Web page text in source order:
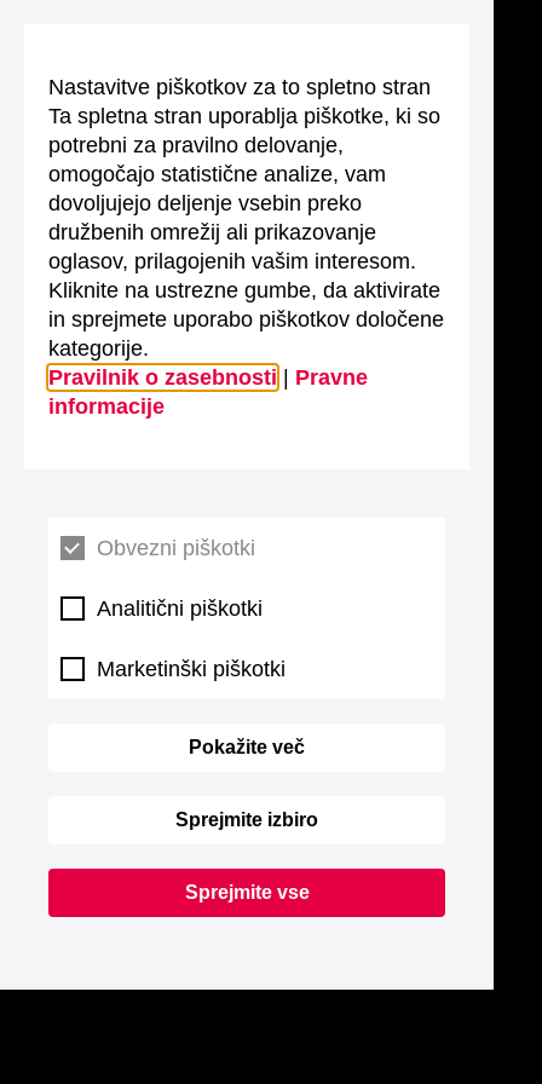
Nastavitve piškotkov za to spletno stran
Ta spletna stran uporablja piškotke, ki so
potrebni za pravilno delovanje,
omogočajo statistične analize, vam
dovoljujejo deljenje vsebin preko
družbenih omrežij ali prikazovanje
oglasov, prilagojenih vašim interesom.
Kliknite na ustrezne gumbe, da aktivirate
in sprejmete uporabo piškotkov določene
kategorije.
Pravilnik o zasebnosti
Pravne
informacije
Obvezni piškotki
Analitični piškotki
Marketinški piškotki
Pokažite več
Sprejmite izbiro
Sprejmite vse